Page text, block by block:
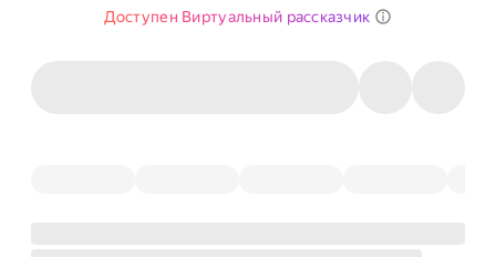
Доступен Виртуальный рассказчик